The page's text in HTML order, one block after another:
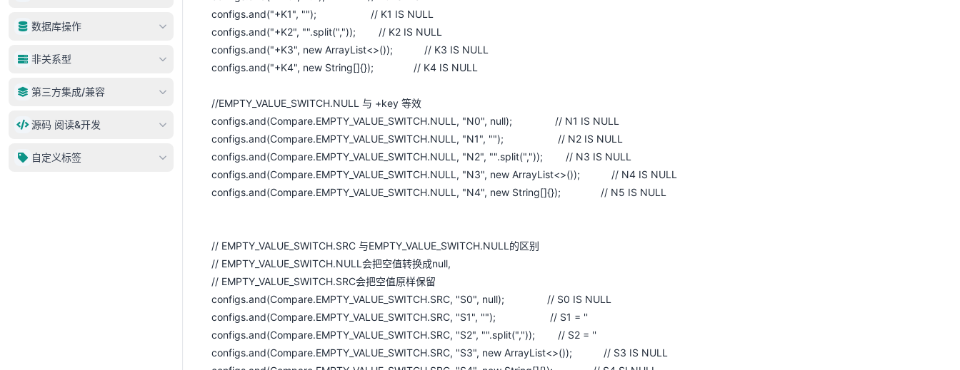
DataType
DataSet
Entity
数据集操作
数据库操作
动态数据源
ServiceProxy
service.dml/dql
delete
非关系型
Neo4j
Nebula
ElasticSearch
第三方集成/兼容
JDBC Template兼容
源码 阅读&开发
adapter
自定义标签
configs.and("+K1", ""); // K1 IS NULL
configs.and("+K2", "".split(",")); // K2 IS NULL
configs.and("+K3", new ArrayList<>()); // K3 IS NULL
configs.and("+K4", new String[]{}); // K4 IS NULL
//EMPTY_VALUE_SWITCH.NULL 与 +key 等效
configs.and(Compare.EMPTY_VALUE_SWITCH.NULL, "N0", null); // N1 IS NULL
configs.and(Compare.EMPTY_VALUE_SWITCH.NULL, "N1", ""); // N2 IS NULL
configs.and(Compare.EMPTY_VALUE_SWITCH.NULL, "N2", "".split(",")); // N3 IS NULL
configs.and(Compare.EMPTY_VALUE_SWITCH.NULL, "N3", new ArrayList<>()); // N4 IS NULL
configs.and(Compare.EMPTY_VALUE_SWITCH.NULL, "N4", new String[]{}); // N5 IS NULL
// EMPTY_VALUE_SWITCH.SRC 与EMPTY_VALUE_SWITCH.NULL的区别
// EMPTY_VALUE_SWITCH.NULL会把空值转换成null,
// EMPTY_VALUE_SWITCH.SRC会把空值原样保留
configs.and(Compare.EMPTY_VALUE_SWITCH.SRC, "S0", null); // S0 IS NULL
configs.and(Compare.EMPTY_VALUE_SWITCH.SRC, "S1", ""); // S1 = ''
configs.and(Compare.EMPTY_VALUE_SWITCH.SRC, "S2", "".split(",")); // S2 = ''
configs.and(Compare.EMPTY_VALUE_SWITCH.SRC, "S3", new ArrayList<>()); // S3 IS NULL